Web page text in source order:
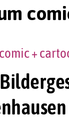
+